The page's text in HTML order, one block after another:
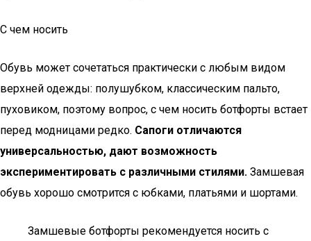
С чем носить
Обувь может сочетаться практически с любым видом
верхней одежды: полушубком, классическим пальто,
пуховиком, поэтому вопрос, с чем носить ботфорты встает
перед модницами редко. Сапоги отличаются
универсальностью, дают возможность
экспериментировать с различными стилями. Замшевая
обувь хорошо смотрится с юбками, платьями и шортами.
Замшевые ботфорты рекомендуется носить с